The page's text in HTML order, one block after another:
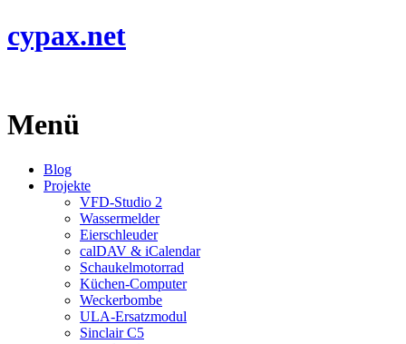
cypax.net
Menü
Blog
Projekte
VFD-Studio 2
Wassermelder
Eierschleuder
calDAV & iCalendar
Schaukelmotorrad
Küchen-Computer
Weckerbombe
ULA-Ersatzmodul
Sinclair C5